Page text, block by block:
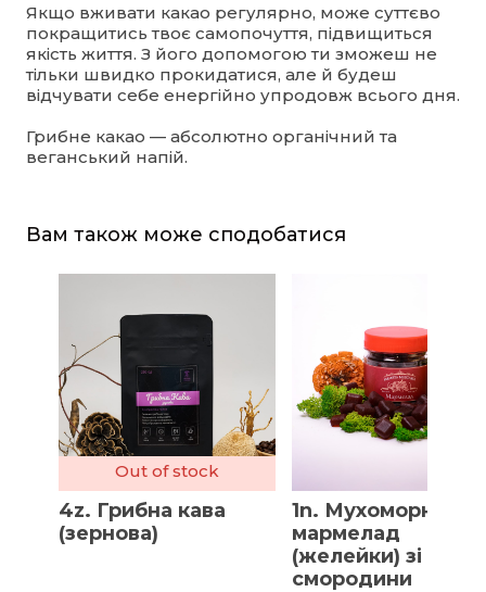
Якщо вживати какао регулярно, може суттєво
покращитись твоє самопочуття, підвищиться
якість життя. З його допомогою ти зможеш не
тільки швидко прокидатися, але й будеш
відчувати себе енергійно упродовж всього дня.
Грибне какао — абсолютно органічний та
веганський напій.
Вам також може сподобатися
Out of stock
4z. Грибна кава
(зернова)
1n. Мухоморний
мармелад
(желейки) зі
смородини